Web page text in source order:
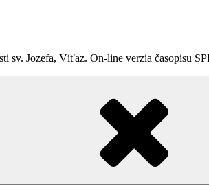
sv. Jozefa, Víťaz. On-line verzia časopisu